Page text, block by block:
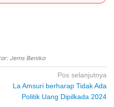
Jems Beniko
Pos selanjutnya
La Amsuri berharap Tidak Ada
Politik Uang Dipilkada 2024